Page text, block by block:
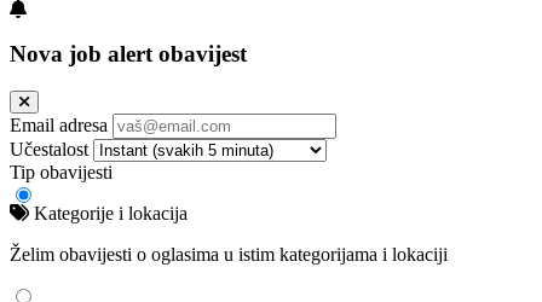
Nova job alert obavijest
Email adresa
Učestalost
Tip obavijesti
Kategorije i lokacija
Želim obavijesti o oglasima u istim kategorijama i lokaciji